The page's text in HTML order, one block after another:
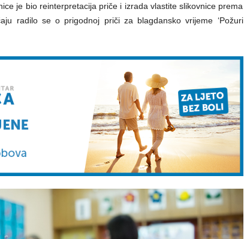
je bio reinterpretacija priče i izrada vlastite slikovnice prema
radilo se o prigodnoj priči za blagdansko vrijeme ‘Požuri